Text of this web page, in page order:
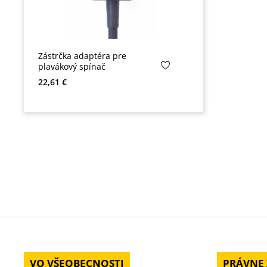
Zástrčka adaptéra pre
plavákový spínač
Bežná cena:
22,61 €
VO VŠEOBECNOSTI